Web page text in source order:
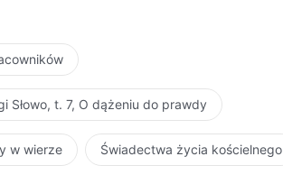
Słowo, t. 7, O dążeniu do prawdy
w wierze Świadectwa życia kościelnego